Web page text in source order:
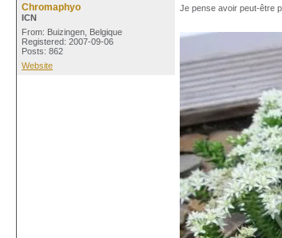
Chromaphyo
ICN
From: Buizingen, Belgique
Registered: 2007-09-06
Posts: 862
Website
Je pense avoir peut-être